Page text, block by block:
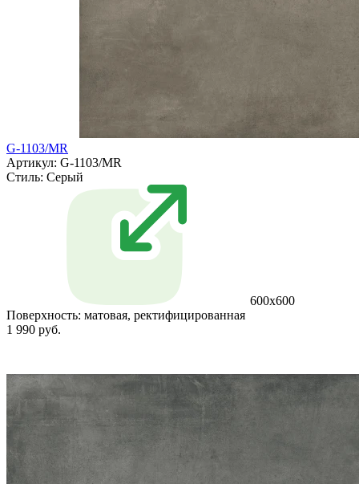
G-1103/MR
Артикул: G-1103/MR
Стиль: Серый
600x600
Поверхность: матовая, ректифицированная
1 990 руб.